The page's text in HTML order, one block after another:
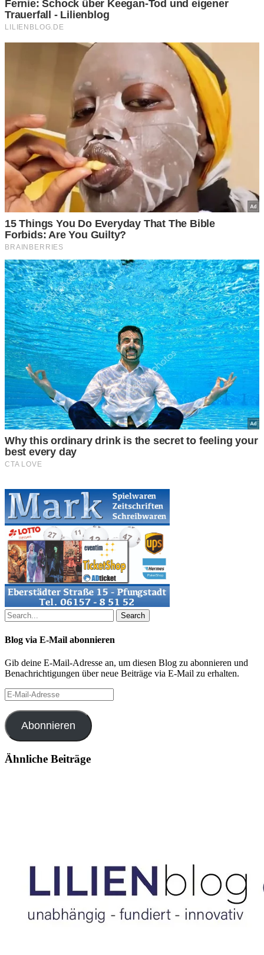
Search
Blog via E-Mail abonnieren
Gib deine E-Mail-Adresse an, um diesen Blog zu abonnieren und
Benachrichtigungen über neue Beiträge via E-Mail zu erhalten.
E-
Mail-
Adresse
Abonnieren
Ähnliche Beiträge